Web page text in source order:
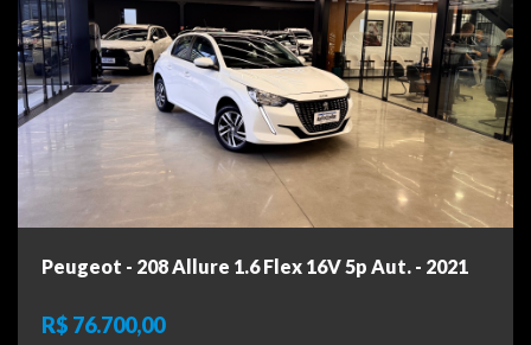
Peugeot - 208 Allure 1.6 Flex 16V 5p Aut. - 2021
R$ 76.700,00